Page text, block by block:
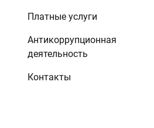
Платные услуги
Антикоррупционная
деятельность
Контакты